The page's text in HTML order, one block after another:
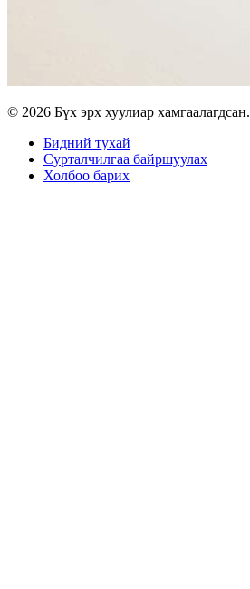
© 2026 Бүх эрх хуулиар хамгаалагдсан.
Бидний тухай
Сурталчилгаа байршуулах
Холбоо барих